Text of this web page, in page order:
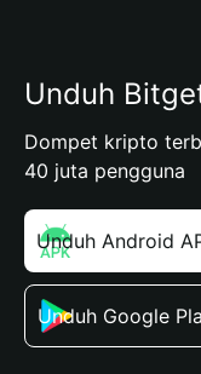
Unduh
Dompet kripto
40 juta pengguna
Unduh Android
Unduh Google